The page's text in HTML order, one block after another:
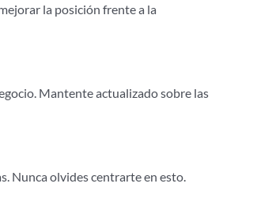
la posición frente a la
Mantente actualizado sobre las
Nunca olvides centrarte en esto.